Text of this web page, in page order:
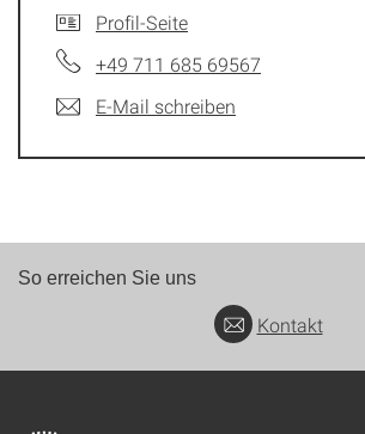
Profil-Seite
+49 711 685 69567
E-Mail schreiben
So erreichen Sie uns
Kontakt